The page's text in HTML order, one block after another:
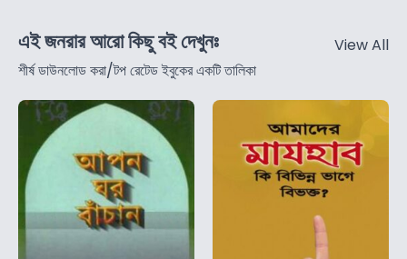
এই জনরার আরো কিছু বই দেখুনঃ
শীর্ষ ডাউনলোড করা/টপ রেটেড ইবুকের একটি তালিকা
View All